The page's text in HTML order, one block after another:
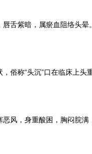
舌紫暗，属瘀血阻络头
俗称“头沉”口在临床上
风，身重酸困，胸闷脘